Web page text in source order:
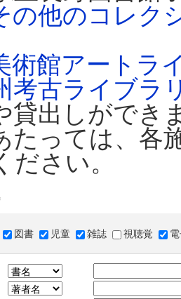
の他のコレク
術館アートラ
考古ライブラ
貸出しができ
たっては、各
ださい。
図書 児童 雑誌 視聴覚